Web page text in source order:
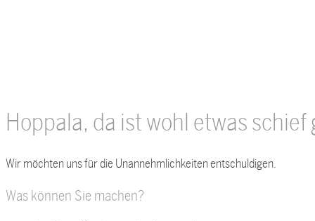
Hoppala, da ist wohl etwas schief
Wir möchten uns für die Unannehmlichkeiten entschuldigen.
Was können Sie machen?